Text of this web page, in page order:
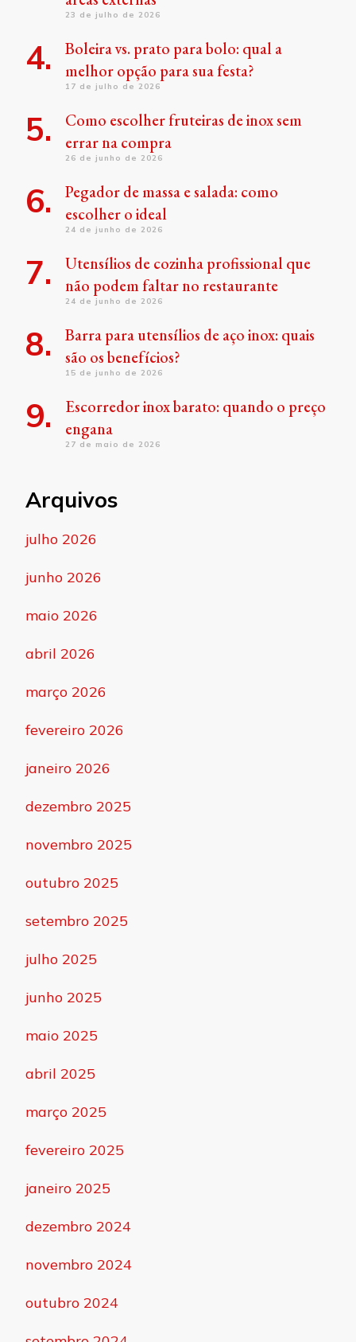
23 de julho de 2026
Boleira vs. prato para bolo: qual a
melhor opção para sua festa?
17 de julho de 2026
Como escolher fruteiras de inox sem
errar na compra
26 de junho de 2026
Pegador de massa e salada: como
escolher o ideal
24 de junho de 2026
Utensílios de cozinha profissional que
não podem faltar no restaurante
24 de junho de 2026
Barra para utensílios de aço inox: quais
são os benefícios?
15 de junho de 2026
Escorredor inox barato: quando o preço
engana
27 de maio de 2026
Arquivos
julho 2026
junho 2026
maio 2026
abril 2026
março 2026
fevereiro 2026
janeiro 2026
dezembro 2025
novembro 2025
outubro 2025
setembro 2025
julho 2025
junho 2025
maio 2025
abril 2025
março 2025
fevereiro 2025
janeiro 2025
dezembro 2024
novembro 2024
outubro 2024